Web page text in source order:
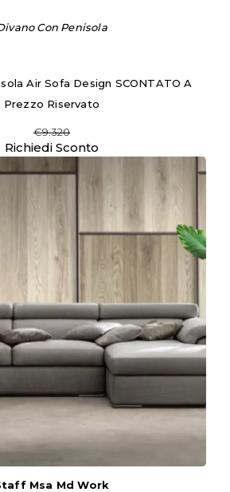
Con Penisola
Air Sofa Design SCONTATO A
Prezzo Riservato
€9.320
Richiedi Sconto
Msa Md Work